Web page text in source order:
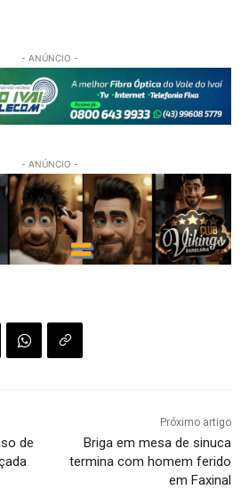
- ANÚNCIO -
- ANÚNCIO -
de
Próximo artigo
Briga em mesa de sinuca
termina com homem ferido
em Faxinal